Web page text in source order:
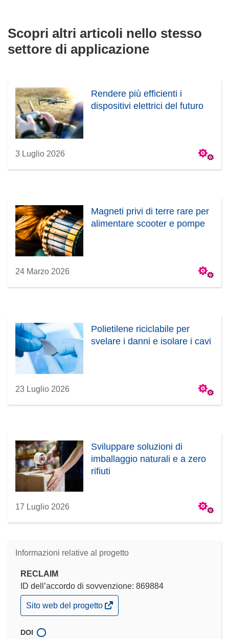
u
o
i
n
a
Scopri altri articoli nello stesso
settore di applicazione
Rendere più efficienti i
dispositivi elettrici del futuro
3 Luglio 2026
Magneti privi di terre rare per
alimentare scooter e pompe
24 Marzo 2026
Polietilene riciclabile per
svelare i danni e isolare i cavi
23 Luglio 2026
Sviluppare soluzioni di
imballaggio naturali e a zero
rifiuti
17 Luglio 2026
Informazioni relative al progetto
RECLAIM
ID dell’accordo di sovvenzione: 869884
(si
apre
una
Sito web del progetto
DOI